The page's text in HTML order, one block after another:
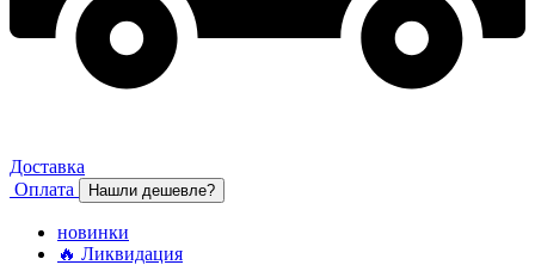
Доставка
Оплата
Нашли дешевле?
новинки
🔥 Ликвидация